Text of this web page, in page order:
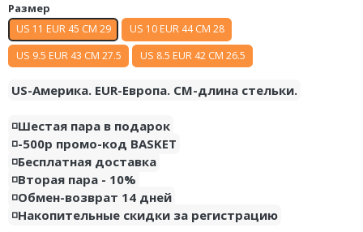
Размер
US 11 EUR 45 CM 29
US 10 EUR 44 CM 28
US 9.5 EUR 43 CM 27.5
US 8.5 EUR 42 CM 26.5
US-Америка. EUR-Европа. CM-длина стельки.
◽️Шестая пара в подарок
◽️-500р промо-код BASKET
◽️Бесплатная доставка
◽️Вторая пара - 10%
◽️Обмен-возврат 14 дней
◽️Накопительные скидки за регистрацию
Air Jordan 23
Nike Freak
Nike KD
Nike PG
Nike Kobe
Nike Uptempo
Nike Foamposite